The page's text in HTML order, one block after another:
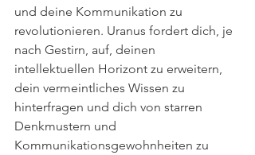
und deine Kommunikation zu
revolutionieren. Uranus fordert dich, je
nach Gestirn, auf, deinen
intellektuellen Horizont zu erweitern,
dein vermeintliches Wissen zu
hinterfragen und dich von starren
Denkmustern und
Kommunikationsgewohnheiten zu